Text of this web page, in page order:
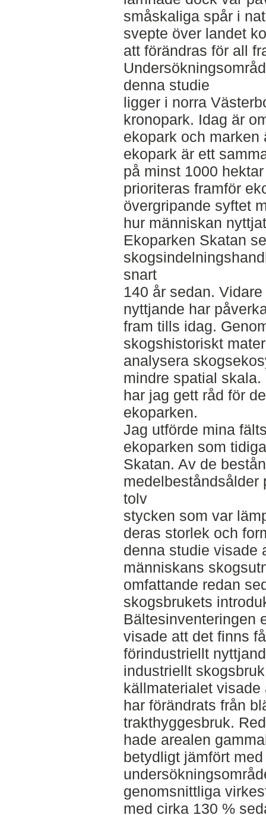
småskaliga spår i
svepte över landet
att förändras för all
denna studie
ligger i norra
kronopark. Idag är
ekopark och
ekopark är ett
på minst 1000
prioriteras framför
övergripande syftet
hur människan
Ekoparken Skatan
snart
140 år sedan.
nyttjande har
fram tills idag.
skogshistoriskt
analysera
mindre spatial
har jag gett råd för
ekoparken.
Jag utförde mina
ekoparken som
Skatan. Av de
medelbeståndsålder
tolv
stycken som var
deras storlek och
denna studie visade
människans
omfattande redan
skogsbrukets
Bältesinventeringen
visade att det finns
förindustriellt
industriellt
källmaterialet
har förändrats från
trakthyggesbruk.
hade arealen
betydligt jämfört
genomsnittliga
med cirka 130 %